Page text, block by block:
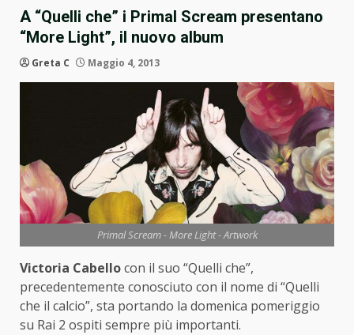
A “Quelli che” i Primal Scream presentano
“More Light”, il nuovo album
Greta C Maggio 4, 2013
Primal Scream - More Light - Artwork
Victoria Cabellocon il suo “Quelli che”,
precedentemente conosciuto con il nome di “Quelli
che il calcio”, sta portando la domenica pomeriggio
su Rai 2 ospiti sempre più importanti.